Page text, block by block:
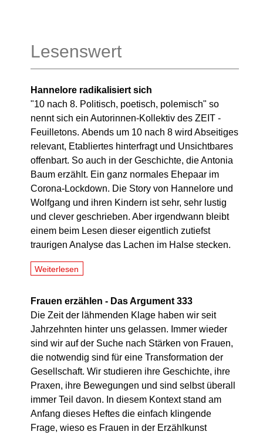
Lesenswert
Hannelore radikalisiert sich
"10 nach 8. Politisch, poetisch, polemisch" so
nennt sich ein Autorinnen-Kollektiv des ZEIT -
Feuilletons. Abends um 10 nach 8 wird Abseitiges
relevant, Etabliertes hinterfragt und Unsichtbares
offenbart. So auch in der Geschichte, die Antonia
Baum erzählt. Ein ganz normales Ehepaar im
Corona-Lockdown. Die Story von Hannelore und
Wolfgang und ihren Kindern ist sehr, sehr lustig
und clever geschrieben. Aber irgendwann bleibt
einem beim Lesen dieser eigentlich zutiefst
traurigen Analyse das Lachen im Halse stecken.
Weiterlesen
Frauen erzählen - Das Argument 333
Die Zeit der lähmenden Klage haben wir seit
Jahrzehnten hinter uns gelassen. Immer wieder
sind wir auf der Suche nach Stärken von Frauen,
die notwendig sind für eine Transformation der
Gesellschaft. Wir studieren ihre Geschichte, ihre
Praxen, ihre Bewegungen und sind selbst überall
immer Teil davon. In diesem Kontext stand am
Anfang dieses Heftes die einfach klingende
Frage, wieso es Frauen in der Erzählkunst